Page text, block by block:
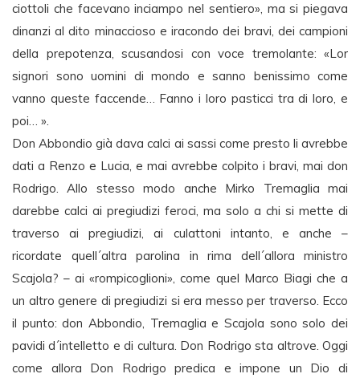
ciottoli che facevano inciampo nel sentiero», ma si piegava
dinanzi al dito minaccioso e iracondo dei bravi, dei campioni
della prepotenza, scusandosi con voce tremolante: «Lor
signori sono uomini di mondo e sanno benissimo come
vanno queste faccende… Fanno i loro pasticci tra di loro, e
poi… ».
Don Abbondio già dava calci ai sassi come presto li avrebbe
dati a Renzo e Lucia, e mai avrebbe colpito i bravi, mai don
Rodrigo. Allo stesso modo anche Mirko Tremaglia mai
darebbe calci ai pregiudizi feroci, ma solo a chi si mette di
traverso ai pregiudizi, ai culattoni intanto, e anche –
ricordate quell´altra parolina in rima dell´allora ministro
Scajola? – ai «rompicoglioni», come quel Marco Biagi che a
un altro genere di pregiudizi si era messo per traverso. Ecco
il punto: don Abbondio, Tremaglia e Scajola sono solo dei
pavidi d´intelletto e di cultura. Don Rodrigo sta altrove. Oggi
come allora Don Rodrigo predica e impone un Dio di